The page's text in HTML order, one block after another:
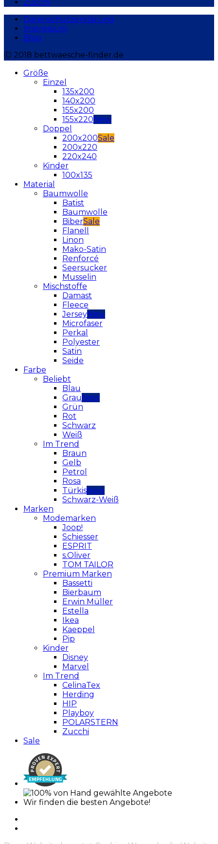
Zucchi
Datenschutzerklärung
Impressum
Blog
Ⓒ 2018 bettwaesche-finder.de
Größe
Einzel
135x200
140x200
155x200
155x220
Doppel
200x200
200x220
220x240
Kinder
100x135
Material
Baumwolle
Batist
Baumwolle
Biber
Flanell
Linon
Mako-Satin
Renforcé
Seersucker
Musselin
Mischstoffe
Damast
Fleece
Jersey
Microfaser
Perkal
Polyester
Satin
Seide
Farbe
Beliebt
Blau
Grau
Grün
Rot
Schwarz
Weiß
Im Trend
Braun
Gelb
Petrol
Rosa
Türkis
Schwarz-Weiß
Marken
Modemarken
Joop!
Schiesser
ESPRIT
s.Oliver
TOM TAILOR
Premium Marken
Bassetti
Bierbaum
Erwin Müller
Estella
Ikea
Kaeppel
Pip
Kinder
Disney
Marvel
Im Trend
CelinaTex
Herding
HIP
Playboy
POLARSTERN
Zucchi
Sale
Wir finden die besten Angebote!